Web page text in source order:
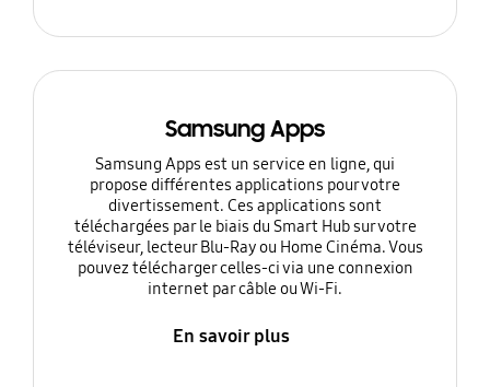
Samsung Apps
Samsung Apps est un service en ligne, qui
propose différentes applications pour votre
divertissement. Ces applications sont
téléchargées par le biais du Smart Hub sur votre
téléviseur, lecteur Blu-Ray ou Home Cinéma. Vous
pouvez télécharger celles-ci via une connexion
internet par câble ou Wi-Fi.
En savoir plus